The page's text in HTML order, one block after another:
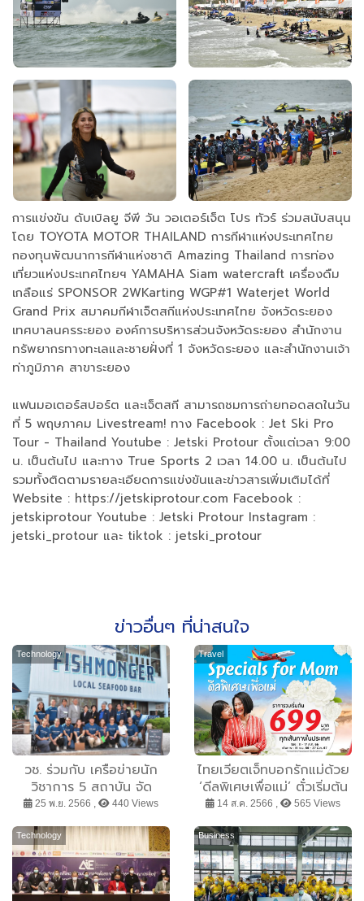
การแข่งขัน ดับเบิลยู จีพี วัน วอเตอร์เจ็ต โปร ทัวร์ ร่วมสนับสนุน
โดย TOYOTA MOTOR THAILAND การกีฬาแห่งประเทศไทย
กองทุนพัฒนาการกีฬาแห่งชาติ Amazing Thailand การท่อง
เที่ยวแห่งประเทศไทยฯ YAMAHA Siam watercraft เครื่องดืม
เกลือแร่ SPONSOR 2WKarting WGP#1 Waterjet World
Grand Prix สมาคมกีฬาเจ็ตสกีแห่งประเทศไทย จังหวัดระยอง
เทศบาลนครระยอง องค์การบริหารส่วนจังหวัดระยอง สำนักงาน
ทรัพยากรทางทะเลและชายฝั่งที่ 1 จังหวัดระยอง และสำนักงานเจ้า
ท่าภูมิภาค สาขาระยอง
แฟนมอเตอร์สปอร์ต และเจ็ตสกี สามารถชมการถ่ายทอดสดในวัน
ที่ 5 พฤษภาคม Livestream! ทาง Facebook : Jet Ski Pro
Tour - Thailand Youtube : Jetski Protour ตั้งแต่เวลา 9:00
น. เป็นต้นไป และทาง True Sports 2 เวลา 14.00 น. เป็นต้นไป
รวมทั้งติดตามรายละเอียดการแข่งขันและข่าวสารเพิ่มเติมได้ที่
Website : https://jetskiprotour.com Facebook :
jetskiprotour Youtube : Jetski Protour Instagram :
jetski_protour และ tiktok : jetski_protour
ข่าวอื่นๆ ที่น่าสนใจ
Technology
วช. ร่วมกับ เครือข่ายนัก
วิชาการ 5 สถาบัน จัด
กิจกรรม “Seafood
Business Matching” เพิ่ม
ขีดความสามารถในการ
แข่งขันของผู้ประกอบการ
ประมงเพื่อขับเคลื่อนธุรกิจ
อาหารทะเล
25 พ.ย. 2566 , 440 Views
Travel
ไทยเวียตเจ็ทบอกรักแม่ด้วย
‘ดีลพิเศษเพื่อแม่’ ตั๋วเริ่มต้น
699 บาท
14 ส.ค. 2566 , 565 Views
Technology Business